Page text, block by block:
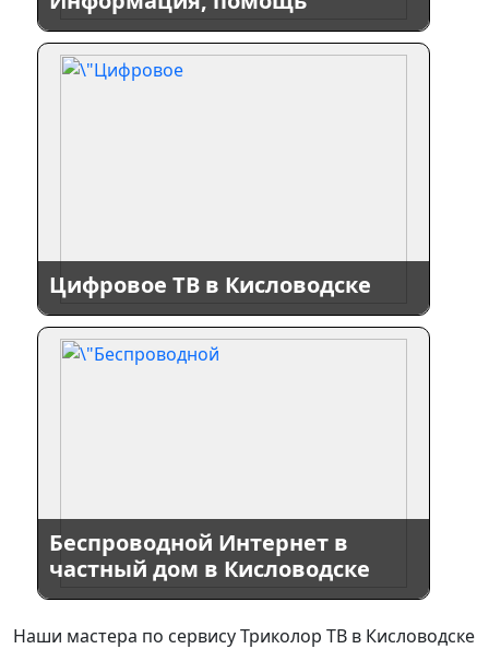
Цифровое ТВ в Кисловодске
Беспроводной Интернет в
частный дом в Кисловодске
Наши мастера по сервису Триколор ТВ в Кисловодске